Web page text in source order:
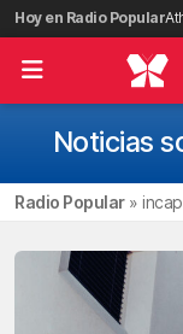
Saltar
al
contenido
Hoy en Radio Popular
Noticias
Radio Popular»